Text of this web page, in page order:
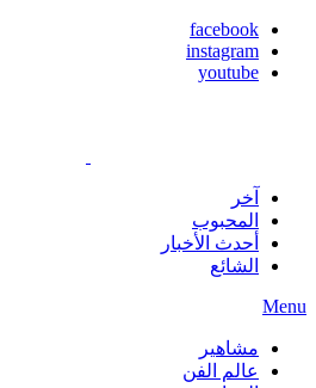
facebook
instagram
youtube
آخر
المحبوب
أحدث الأخبار
الشائع
Menu
مشاهير
عالم الفن